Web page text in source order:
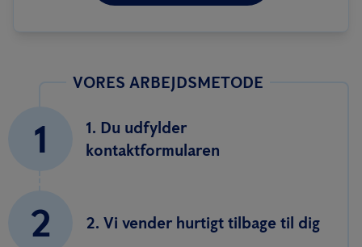
VORES ARBEJDSMETODE
1
1. Du udfylder
kontaktformularen
2 2. Vi vender hurtigt tilbage til dig